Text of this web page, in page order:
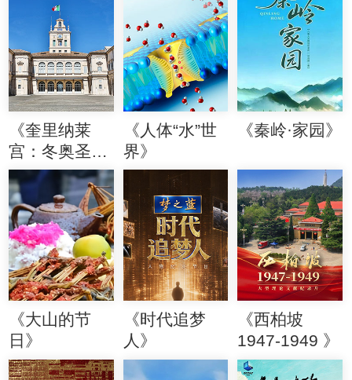
《奎里纳莱
宫：冬奥圣火
起点》
《人体“水”世
界》
《秦岭·家园》
《大山的节
日》
《时代追梦
人》
《西柏坡
1947-1949 》